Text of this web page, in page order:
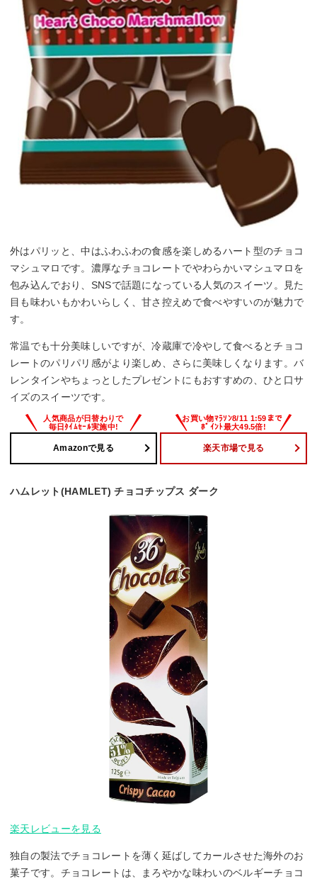
外はパリッと、中はふわふわの食感を楽しめるハート型のチョコ
マシュマロです。濃厚なチョコレートでやわらかいマシュマロを
包み込んでおり、SNSで話題になっている人気のスイーツ。見た
目も味わいもかわいらしく、甘さ控えめで食べやすいのが魅力で
す。
常温でも十分美味しいですが、冷蔵庫で冷やして食べるとチョコ
レートのパリパリ感がより楽しめ、さらに美味しくなります。バ
レンタインやちょっとしたプレゼントにもおすすめの、ひと口サ
イズのスイーツです。
Amazonで見る 楽天市場で見る
ハムレット(HAMLET) チョコチップス ダーク
楽天レビューを見る
独自の製法でチョコレートを薄く延ばしてカールさせた海外のお
菓子です。チョコレートは、まろやかな味わいのベルギーチョコ